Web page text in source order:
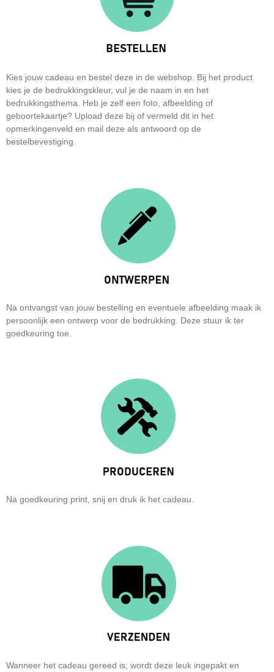
Kies jouw cadeau en bestel deze in de webshop. Bij het product
kies je de bedrukkingskleur, vul je de naam in en het
bedrukkingsthema. Heb je zelf een foto, afbeelding of
geboortekaartje? Upload deze bij of vermeld dit in het
opmerkingenveld en mail deze als antwoord op de
bestelbevestiging.
Na ontvangst van jouw bestelling en eventuele afbeelding maak ik
persoonlijk een ontwerp voor de bedrukking. Deze stuur ik ter
goedkeuring toe.
Na goedkeuring print, snij en druk ik het cadeau.
Wanneer het cadeau gereed is, wordt deze leuk ingepakt en